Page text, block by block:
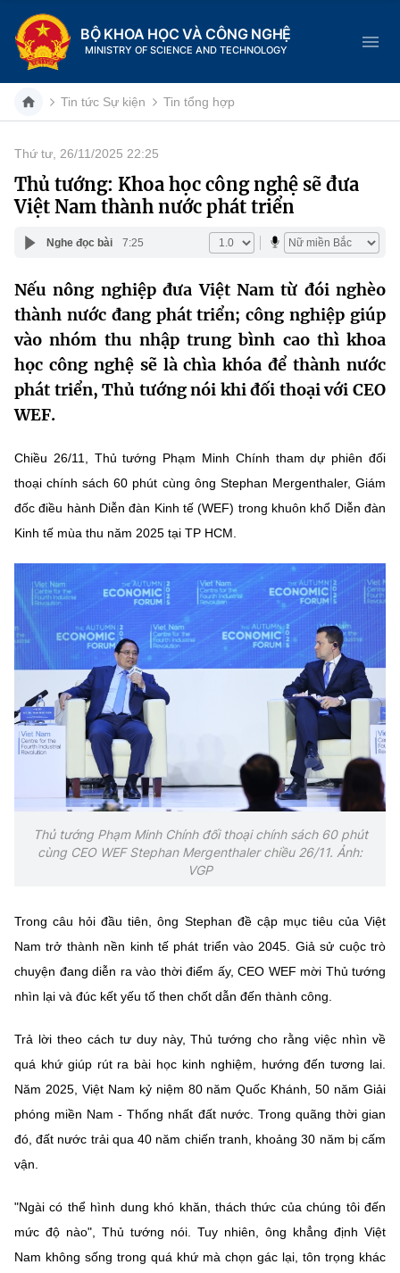
BỘ KHOA HỌC VÀ CÔNG NGHỆ
MINISTRY OF SCIENCE AND TECHNOLOGY
Danh mục
Trang chủ
Giới thiệu
Chức năng nhiệm vụ
Cơ cấu tổ chức
Lịch sử phát triển
Tin tức sự kiện
Khoa học và Công nghệ
Đổi mới sáng tạo
Bưu chính, Viễn thông
Sở hữu trí tuệ
Năng lượng nguyên tử
Tin tổng hợp
Tin địa phương
Dịch vụ công
Hệ thống văn bản
Văn bản QPPL
Văn bản chỉ đạo điều hành
Lấy ý kiến người dân về dự thảo VBQPPL
MST IOFFICE
THỐNG KÊ
Khoa học và Công nghệ
Chuyển đổi số
Bưu chính, Viễn thông
Sở hữu trí tuệ
Tiêu chuẩn, đo lường, chất lượng
Năng lượng nguyên tử
Multimedia
THƯ ĐIỆN TỬ
Khác
Videos
Infographic
Ảnh
Voice
Nhiệm vụ trọng tâm
Chọn ngôn ngữ
Vietnamese English
BỘ KHOA HỌC VÀ CÔNG NGHỆ
MINISTRY OF SCIENCE AND TECHNOLOGY
Điều khoản sử dụng Theo dõi MST:
Cơ quan chủ quản: Bộ Khoa học và Công nghệ (MST)
Chịu trách nhiệm nội dung: Nguyễn Thị Hải Hằng
Giám đốc Trung tâm Truyền thông Khoa học và Công nghệ.
Địa chỉ: Ban Biên tập Cổng TTĐT - 18 Nguyễn Du, TP. Hà Nội
Điện thoại: 024 3936 9506
Email:
(Ghi rõ nguồn "https://mst.gov.vn" khi phát hành lại thông tin từ
Tin tức Sự kiện Tin tổng hợp
Thứ tư, 26/11/2025 22:25
Thủ tướng: Khoa học công nghệ sẽ đưa
Việt Nam thành nước phát triển
Nghe đọc bài 7:25
Nếu nông nghiệp đưa Việt Nam từ đói nghèo
thành nước đang phát triển; công nghiệp giúp
vào nhóm thu nhập trung bình cao thì khoa
học công nghệ sẽ là chìa khóa để thành nước
phát triển, Thủ tướng nói khi đối thoại với CEO
WEF.
Chiều 26/11, Thủ tướng Phạm Minh Chính tham dự phiên đối
thoại chính sách 60 phút cùng ông Stephan Mergenthaler, Giám
đốc điều hành Diễn đàn Kinh tế (WEF) trong khuôn khổ Diễn đàn
Kinh tế mùa thu năm 2025 tại TP HCM.
Thủ tướng Phạm Minh Chính đối thoại chính sách 60 phút
cùng CEO WEF Stephan Mergenthaler chiều 26/11. Ảnh:
VGP
Trong câu hỏi đầu tiên, ông Stephan đề cập mục tiêu của Việt
Nam trở thành nền kinh tế phát triển vào 2045. Giả sử cuộc trò
chuyện đang diễn ra vào thời điểm ấy, CEO WEF mời Thủ tướng
nhìn lại và đúc kết yếu tố then chốt dẫn đến thành công.
Trả lời theo cách tư duy này, Thủ tướng cho rằng việc nhìn về
quá khứ giúp rút ra bài học kinh nghiệm, hướng đến tương lai.
Năm 2025, Việt Nam kỷ niệm 80 năm Quốc Khánh, 50 năm Giải
phóng miền Nam - Thống nhất đất nước. Trong quãng thời gian
đó, đất nước trải qua 40 năm chiến tranh, khoảng 30 năm bị cấm
vận.
"Ngài có thể hình dung khó khăn, thách thức của chúng tôi đến
mức độ nào", Thủ tướng nói. Tuy nhiên, ông khẳng định Việt
Nam không sống trong quá khứ mà chọn gác lại, tôn trọng khác